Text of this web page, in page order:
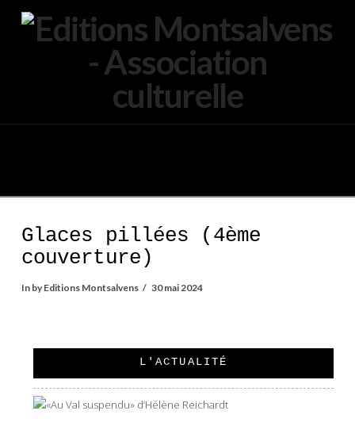
Glaces pillées (4ème
couverture)
In by Editions Montsalvens 30 mai 2024
L'ACTUALITÉ